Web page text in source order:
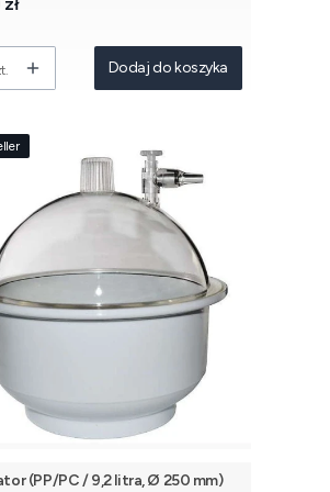
Dodaj do koszyka
(PP/PC / 9,2 litra, Ø 250 mm)